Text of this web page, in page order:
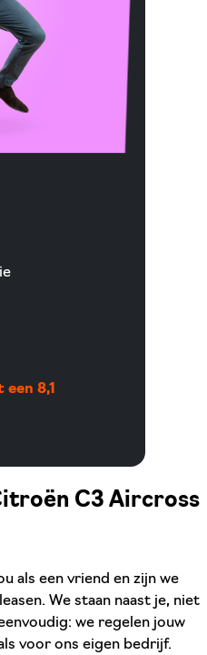
C3 Aircross
als een vriend en zijn we
We staan naast je, niet
we regelen jouw
voor ons eigen bedrijf.
een 8,1